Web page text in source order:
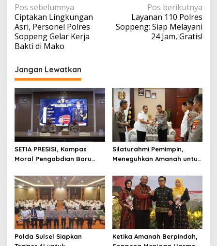
Navigasi
pos
Pos sebelumnya
Ciptakan Lingkungan
Asri, Personel Polres
Soppeng Gelar Kerja
Bakti di Mako
Pos berikutnya
Layanan 110 Polres
Soppeng: Siap Melayani
24 Jam, Gratis!
Jangan Lewatkan
SETIA PRESISI, Kompas
Moral Pengabdian Baru
Silaturahmi Pemimpin,
Meneguhkan Amanah untuk
Polda Sulsel Siapkan
Ketika Amanah Berpindah,